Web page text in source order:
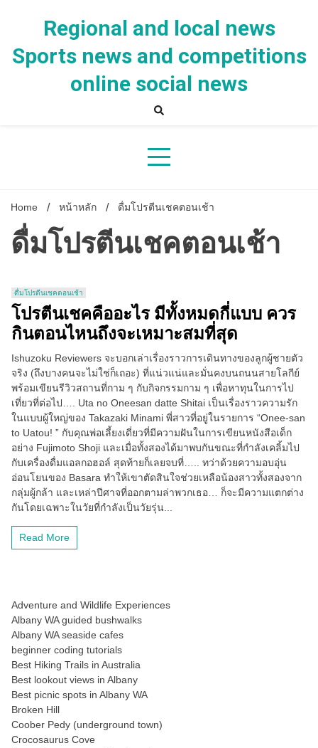
Regional and local news
Sports news and competitions
online social news
Home หน้าหลัก ดื่มโปรตีนเชคตอนเช้า
ดื่มโปรตีนเชคตอนเช้า
ดื่มโปรตีนเชคตอนเช้า
โปรตีนเชคคืออะไร มีทั้งหมดกี่แบบ ควร
กินตอนไหนถึงจะเหมาะสมที่สุด
Ishuzoku Reviewers จะบอกเล่าเรื่องราวการเดินทางของลูกผู้ชายตัว
จริง (ถึงบางคนจะไม่ใช่ก็เถอะ) ที่แน่วแน่และมั่นคงบนถนนสายโลกีย์
พร้อมเขียนรีวิวสถานที่กาม ๆ กับกิจกรรมกาม ๆ เพื่อหาทุนในการไป
เที่ยวที่ต่อไป…. Uta no Oneesan datte Shitai เป็นเรื่องราวความรัก
ในแบบผู้ใหญ่ของ Takazaki Minami พี่สาวที่อยู่ในรายการ “Onee-san
to Uatou! ” กับคุณพ่อเลี้ยงเดี่ยวที่มีความฝันในการเขียนหนังสือเด็ก
อย่าง Fujimoto Shoji และเมื่อทั้งสองได้มาพบกันขณะที่กำลังเคลิ้มไป
กับเครื่องดื่มแอลกอฮอล์ สุดท้ายก็เลยจบที่….. ทว่าด้วยความอบอุ่น
อ่อนโยนของ Basara ทำให้เขาตัดสินใจช่วยเหลือน้องสาวทั้งสองจาก
กลุ่มผู้กล้า และเหล่าปีศาจที่ออกตามล่าพวกเธอ… ก็จะมีความแตกต่าง
กันโดยเฉพาะในวัยที่กำลังเป็นวัยรุ่น...
Read More
Adventure and Wildlife Experiences
Albany WA guided bushwalks
Albany WA seaside cafes
beginner coding tutorials
Best Hiking Trails in Australia
Best lookout views in Albany
Best picnic spots in Albany WA
Broken Hill
Coober Pedy (underground town)
Crocosaurus Cove